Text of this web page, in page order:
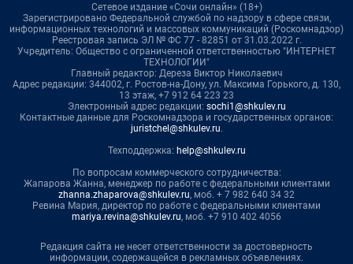
Сетевое издание «Сочи онлайн» (18+)
Зарегистрировано Федеральной службой по надзору в сфере связи,
информационных технологий и массовых коммуникаций (Роскомнадзор)
Реестровая запись ЭЛ № ФС 77 - 82851 от 31.03.2022 г.
Учредитель: Общество с ограниченной ответственностью "ИНТЕРНЕТ
ТЕХНОЛОГИИ"
Главный редактор: Дереза Виктор Николаевич
Адрес редакции: 344002, г. Ростов-на-Дону, ул. Максима Горького, д. 130,
13 этаж, +7 912 64 223 23
Электронный адрес редакции: sochi1@shkulev.ru
Контактные данные для Роскомнадзора и государственных органов:
juristchel@shkulev.ru.
Техподдержка: help@shkulev.ru
По вопросам коммерческого сотрудничества:
Жапарова Жанна, менеджер по работе с федеральными клиентами
zhanna.zhaparova@shkulev.ru, моб. + 7 982 640 34 32
Ревина Мария, директор по работе с федеральными клиентами
mariya.revina@shkulev.ru, моб. +7 910 402 4056
Редакция сайта не несет ответственности за достоверность
информации, содержащейся в рекламных объявлениях.